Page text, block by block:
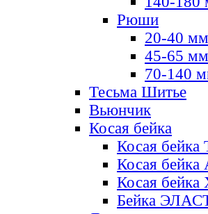
Рюши
20-40
45-65
70-140
Тесьма Шитье
Вьюнчик
Косая бейка
Косая бейка
Косая бейка
Косая бейка
Бейка